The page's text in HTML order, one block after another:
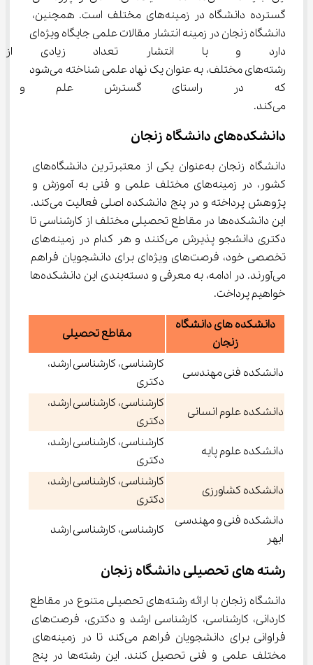
گسترده دانشگاه در زمینه‌های مختلف است. همچنین،
دانشگاه زنجان در زمینه انتشار مقالات علمی جایگاه ویژه‌ای
دارد و با انتشار تعداد زیادی
رشته‌های مختلف، به عنوان یک نهاد علمی شناخته می‌شود
که در راستای گسترش علم و
می‌کند.
دانشکده‌های دانشگاه زنجان
دانشگاه زنجان به‌عنوان یکی از معتبرترین دانشگاه‌های
کشور، در زمینه‌های مختلف علمی و فنی به آموزش و
پژوهش پرداخته و در پنج دانشکده اصلی فعالیت می‌کند.
این دانشکده‌ها در مقاطع تحصیلی مختلف از کارشناسی تا
دکتری دانشجو پذیرش می‌کنند و هر کدام در زمینه‌های
تخصصی خود، فرصت‌های ویژه‌ای برای دانشجویان فراهم
می‌آورند. در ادامه، به معرفی و دسته‌بندی این دانشکده‌ها
خواهیم پرداخت.
دانشکده های دانشگاه
زنجان
مقاطع تحصیلی
دانشکده فنی مهندسی
کارشناسی، کارشناسی ارشد،
دکتری
دانشکده علوم انسانی
کارشناسی، کارشناسی ارشد،
دکتری
دانشکده علوم پایه
کارشناسی، کارشناسی ارشد،
دکتری
دانشکده کشاورزی
کارشناسی، کارشناسی ارشد،
دکتری
دانشکده فنی و مهندسی
ابهر
کارشناسی، کارشناسی ارشد
رشته ‌های تحصیلی دانشگاه زنجان
دانشگاه زنجان با ارائه رشته‌های تحصیلی متنوع در مقاطع
کاردانی، کارشناسی، کارشناسی ارشد و دکتری، فرصت‌های
فراوانی برای دانشجویان فراهم می‌کند تا در زمینه‌های
مختلف علمی و فنی تحصیل کنند. این رشته‌ها در پنج